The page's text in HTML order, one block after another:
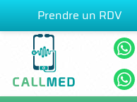
Prendre un RDV